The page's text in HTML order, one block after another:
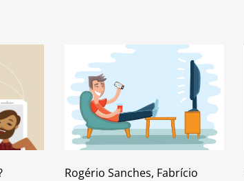
Rogério Sanches, Fabrício